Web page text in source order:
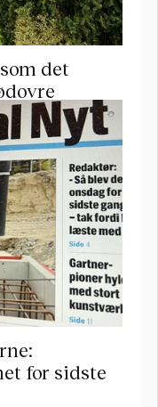
det
for sidste